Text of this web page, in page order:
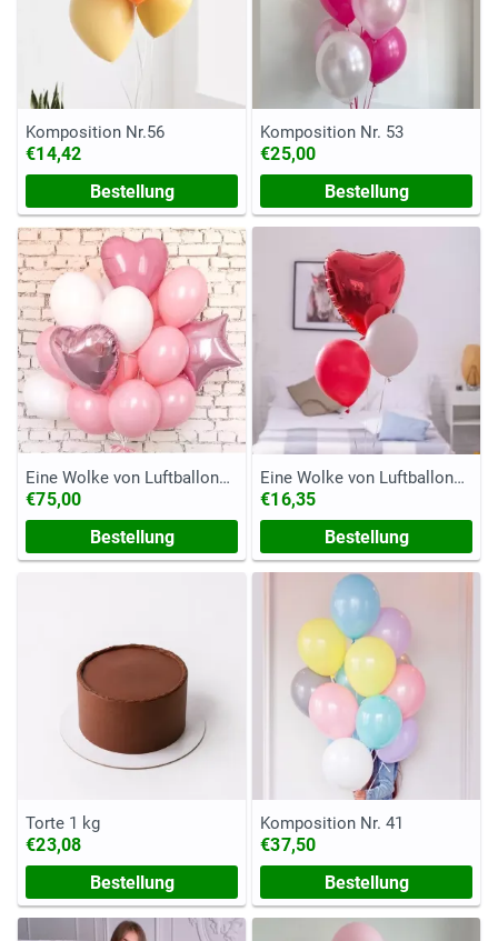
Komposition Nr.56
€14,42
Bestellung
Komposition Nr. 53
€25,00
Bestellung
Eine Wolke von Luftballons
"Zarte Liebe"
€75,00
Bestellung
Eine Wolke von Luftballons
"Für dich"
€16,35
Bestellung
Torte 1 kg
€23,08
Bestellung
Komposition Nr. 41
€37,50
Bestellung